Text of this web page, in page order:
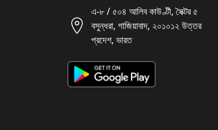
এ-৮ / ৫০৪ আলিব কাউণ্টী, সৈক্টর ৫
বসুন্ধরা, গাজিয়াবাদ, ২০১০১২ উত্তর
প্রদেশ, ভারত